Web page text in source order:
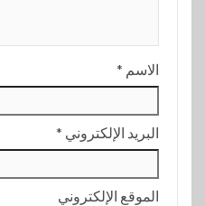
الاسم *
البريد الإلكتروني *
الموقع الإلكتروني